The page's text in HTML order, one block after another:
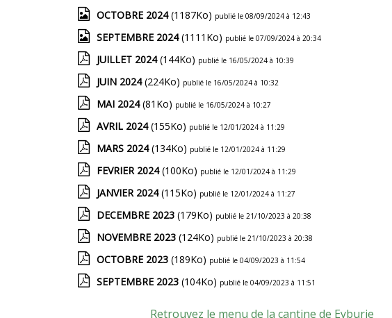
OCTOBRE 2024(1187Ko) publié le 08/09/2024 à 12:43
SEPTEMBRE 2024(1111Ko) publié le 07/09/2024 à 20:34
JUILLET 2024(144Ko) publié le 16/05/2024 à 10:39
JUIN 2024(224Ko) publié le 16/05/2024 à 10:32
MAI 2024(81Ko) publié le 16/05/2024 à 10:27
AVRIL 2024(155Ko) publié le 12/01/2024 à 11:29
MARS 2024(134Ko) publié le 12/01/2024 à 11:29
FEVRIER 2024(100Ko) publié le 12/01/2024 à 11:29
JANVIER 2024(115Ko) publié le 12/01/2024 à 11:27
DECEMBRE 2023 (179Ko) publié le 21/10/2023 à 20:38
NOVEMBRE 2023 (124Ko) publié le 21/10/2023 à 20:38
OCTOBRE 2023 (189Ko) publié le 04/09/2023 à 11:54
SEPTEMBRE 2023 (104Ko) publié le 04/09/2023 à 11:51
Retrouvez le menu de la cantine de Eyburie